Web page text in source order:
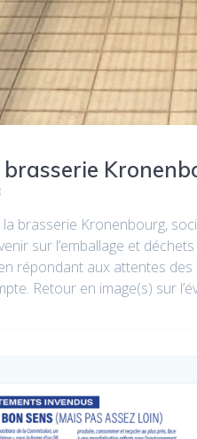
la brasserie Kronenbourg,
sur l’emballage et
répondant aux attentes
Retour en image(s) sur